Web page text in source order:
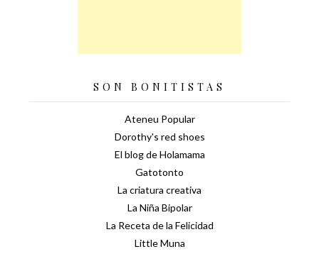
SON BONITISTAS
Ateneu Popular
Dorothy's red shoes
El blog de Holamama
Gatotonto
La criatura creativa
La Niña Bipolar
La Receta de la Felicidad
Little Muna